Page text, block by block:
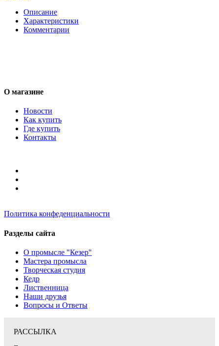
Описание
Характеристики
Комментарии
О магазине
Новости
Как купить
Где купить
Контакты
Политика конфеденциальности
Разделы сайта
О промысле "Кезер"
Мастера промысла
Творческая студия
Кедр
Лиственница
Наши друзья
Вопросы и Ответы
РАССЫЛКА